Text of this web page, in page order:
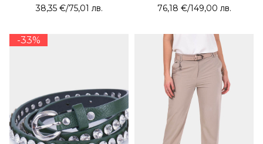
38,35 €/75,01 лв. 76,18 €/149,00 лв.
-33%